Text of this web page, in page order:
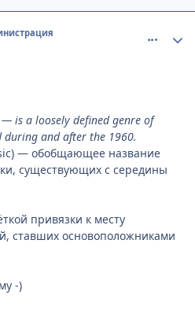
is a loosely defined genre of
and after the 1960.
— обобщающее название
существующих с середины
привязки к месту
ставших основоположниками
-)